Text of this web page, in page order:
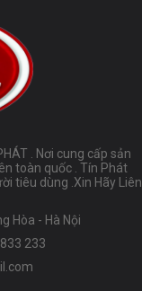
. Nơi cung cấp sản
toàn quốc . Tín Phát
tiêu dùng .Xin Hãy Liên
Hòa - Hà Nội
233